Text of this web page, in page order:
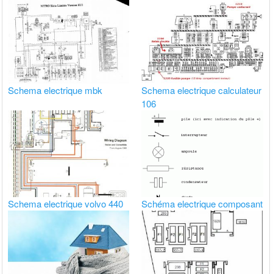
Schema electrique mbk
Schema electrique calculateur
106
Schema electrique volvo 440 Schéma electrique composant